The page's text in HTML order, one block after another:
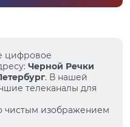
цифровое
Черной Речки
. В нашей
телеканалы для
чистым изображением